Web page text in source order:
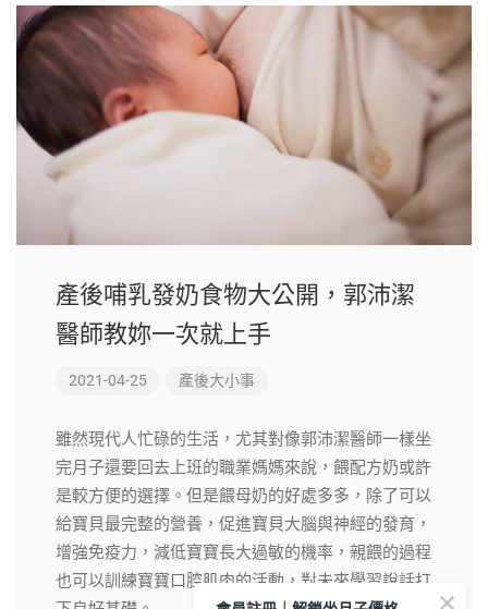
產後哺乳發奶食物大公開，郭沛潔
醫師教妳一次就上手
2021-04-25 產後大小事
雖然現代人忙碌的生活，尤其對像郭沛潔醫師一樣坐
完月子還要回去上班的職業媽媽來說，餵配方奶或許
是較方便的選擇。但是餵母奶的好處多多，除了可以
給寶貝最完整的營養，促進寶貝大腦與神經的發育，
增強免疫力，減低寶寶長大過敏的機率，親餵的過程
也可以訓練寶寶口腔肌肉的活動，對未來學習說話打